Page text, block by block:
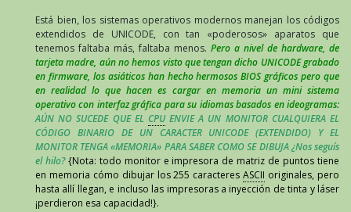
Está bien, los sistemas operativos modernos manejan los códigos
extendidos de UNICODE, con tan «poderosos» aparatos que
tenemos faltaba más, faltaba menos. Pero a nivel de hardware, de
tarjeta madre, aún no hemos visto que tengan dicho UNICODE grabado
en firmware, los asiáticos han hecho hermosos BIOS gráficos pero que
en realidad lo que hacen es cargar en memoria un mini sistema
operativo con interfaz gráfica para su idiomas basados en ideogramas:
AÚN NO SUCEDE QUE EL CPUENVIE A UN MONITOR CUALQUIERA EL
CÓDIGO BINARIO DE UN CARACTER UNICODE (EXTENDIDO) Y EL
MONITOR TENGA «MEMORIA» PARA SABER COMO SE DIBUJA ¿Nos seguís
el hilo?{Nota: todo monitor e impresora de matriz de puntos tiene
en memoria cómo dibujar los 255 caracteresASCII originales, pero
hasta allí llegan, e incluso las impresoras a inyección de tinta y láser
¡perdieron esa capacidad!}.